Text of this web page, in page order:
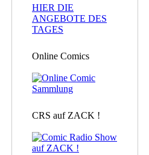
HIER DIE
ANGEBOTE DES
TAGES
Online Comics
CRS auf ZACK !